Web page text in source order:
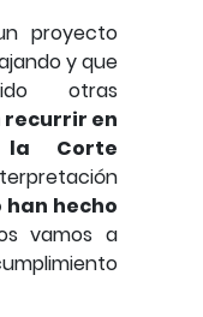
proyecto
y que
otras
recurrir en
la Corte
han hecho
vamos a